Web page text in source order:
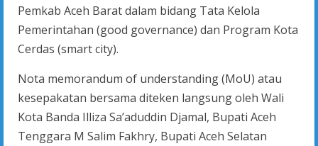
Pemkab Aceh Barat dalam bidang Tata Kelola
Pemerintahan (good governance) dan Program Kota
Cerdas (smart city).
Nota memorandum of understanding (MoU) atau
kesepakatan bersama diteken langsung oleh Wali
Kota Banda Illiza Sa’aduddin Djamal, Bupati Aceh
Tenggara M Salim Fakhry, Bupati Aceh Selatan